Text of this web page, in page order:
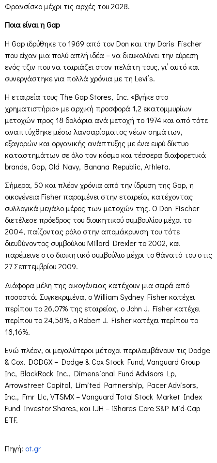
Φρανσίσκο μέχρι τις αρχές του 2028.
Ποια είναι η Gap
Η Gap ιδρύθηκε το 1969 από τον Don και την Doris Fischer
που είχαν μια πολύ απλή ιδέα – να διευκολύνει την εύρεση
ενός τζιν που να ταιριάζει στον πελάτη τους, γι’ αυτό και
συνεργάστηκε για πολλά χρόνια με τη Levi’s.
Η εταιρεία τους The Gap Stores, Inc. «βγήκε στο
χρηματιστήριο» με αρχική προσφορά 1,2 εκατομμυρίων
μετοχών προς 18 δολάρια ανά μετοχή το 1974 και από τότε
αναπτύχθηκε μέσω λανσαρίσματος νέων σημάτων,
εξαγορών και οργανικής ανάπτυξης με ένα ευρύ δίκτυο
καταστημάτων σε όλο τον κόσμο και τέσσερα διαφορετικά
brands, Gap, Old Navy, Banana Republic, Athleta.
Σήμερα, 50 και πλέον χρόνια από την ίδρυση της Gap, η
οικογένεια Fisher παραμένει στην εταιρεία, κατέχοντας
συλλογικά μεγάλο μέρος των μετοχών της. Ο Don Fischer
διετέλεσε πρόεδρος του διοικητικού συμβουλίου μέχρι το
2004, παίζοντας ρόλο στην απομάκρυνση του τότε
διευθύνοντος συμβούλου Millard Drexler το 2002, και
παρέμεινε στο διοικητικό συμβούλιο μέχρι το θάνατό του στις
27 Σεπτεμβρίου 2009.
Διάφορα μέλη της οικογένειας κατέχουν μια σειρά από
ποσοστά. Συγκεκριμένα, ο William Sydney Fisher κατέχει
περίπου το 26,07% της εταιρείας, ο John J. Fisher κατέχει
περίπου το 24,58%, ο Robert J. Fisher κατέχει περίπου το
18,16%.
Ενώ πλέον, οι μεγαλύτεροι μέτοχοι περιλαμβάνουν τις Dodge
& Cox, DODGX – Dodge & Cox Stock Fund, Vanguard Group
Inc, BlackRock Inc., Dimensional Fund Advisors Lp,
Arrowstreet Capital, Limited Partnership, Pacer Advisors,
Inc., Fmr Llc, VTSMX – Vanguard Total Stock Market Index
Fund Investor Shares, και IJH – iShares Core S&P Mid-Cap
ETF.
Πηγή: ot.gr